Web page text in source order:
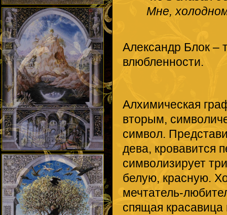
Мне,
Александр Блок –
влюбленности.
Алхимическая
вторым,
символ.
дева, кровавится
символизирует
белую, красную.
мечтатель-
спящая